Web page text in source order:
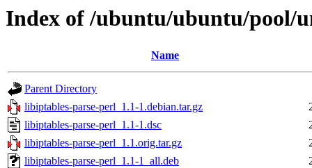
Index of /ubuntu/ubuntu/pool/
Name
Parent Directory
libiptables-parse-perl_1.1-1.debian.tar.gz
libiptables-parse-perl_1.1-1.dsc
libiptables-parse-perl_1.1.orig.tar.gz
libiptables-parse-perl_1.1-1_all.deb